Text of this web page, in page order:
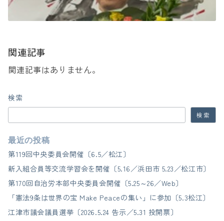
関連記事
関連記事はありません。
検索
検索
最近の投稿
第119回中央委員会開催〔6.5／松江〕
新入組合員等交流学習会を開催〔5.16／浜田市 5.23／松江市〕
第170回自治労本部中央委員会開催〔5.25～26／Web〕
「憲法9条は世界の宝 Make Peaceの集い」に参加〔5.3松江〕
江津市議会議員選挙〔2026.5.24 告示／5.31 投開票〕